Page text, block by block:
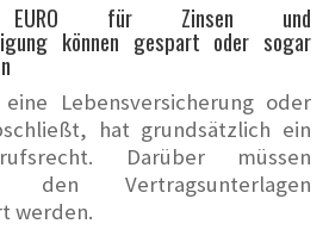
EURO für Zinsen und
können gespart oder sogar
Lebensversicherung oder
hat grundsätzlich ein
Darüber müssen
den Vertragsunterlagen
werden.